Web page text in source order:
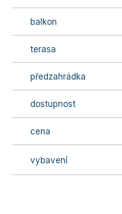
balkon
terasa
předzahrádka
dostupnost
cena
vybavení